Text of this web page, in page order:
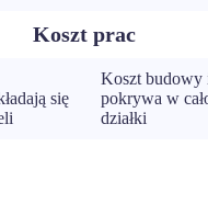
Koszt prac
się
Koszt budowy
pokrywa w
działki